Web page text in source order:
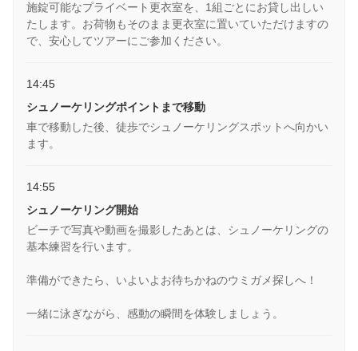
施錠可能なプライベート更衣室を、1組ごとにお貸し出しい
たします。お荷物もそのまま更衣室に置いていただけますの
で、安心してツアーにご参加ください。
14:45
シュノーケリングポイントまで移動
車で移動した後、徒歩でシュノーケリングスポットへ向かい
ます。
14:55
シュノーケリング開始
ビーチで写真や動画を撮影したあとは、シュノーケリングの
基本練習を行います。
準備ができたら、いよいよお待ちかねのウミガメ探しへ！
一緒に泳ぎながら、感動の瞬間を体験しましょう。